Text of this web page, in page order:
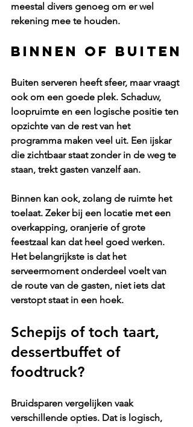
meestal divers genoeg om er wel
rekening mee te houden.
Binnen of buiten
Buiten serveren heeft sfeer, maar vraagt
ook om een goede plek. Schaduw,
loopruimte en een logische positie ten
opzichte van de rest van het
programma maken veel uit. Een ijskar
die zichtbaar staat zonder in de weg te
staan, trekt gasten vanzelf aan.
Binnen kan ook, zolang de ruimte het
toelaat. Zeker bij een locatie met een
overkapping, oranjerie of grote
feestzaal kan dat heel goed werken.
Het belangrijkste is dat het
serveermoment onderdeel voelt van
de route van de gasten, niet iets dat
verstopt staat in een hoek.
Schepijs of toch taart,
dessertbuffet of
foodtruck?
Bruidsparen vergelijken vaak
verschillende opties. Dat is logisch,